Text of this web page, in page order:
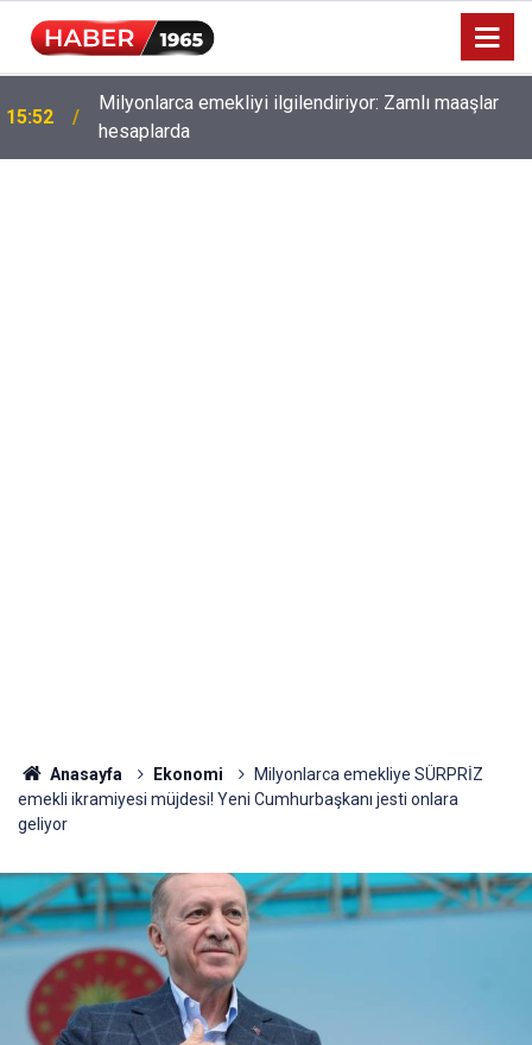
15:52
Milyonlarca emekliyi ilgilendiriyor: Zamlı maaşlar
hesaplarda
Anasayfa Ekonomi
Milyonlarca emekliye SÜRPRİZ
emekli ikramiyesi müjdesi! Yeni Cumhurbaşkanı jesti onlara
geliyor